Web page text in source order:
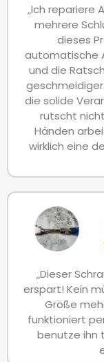
„Ich
mehrere
dieses
automatische
und die
die solide
rutscht
Händen
wirklich eine
„Dieser
erspart! Kein
Größe
funktioniert
benutze ihn